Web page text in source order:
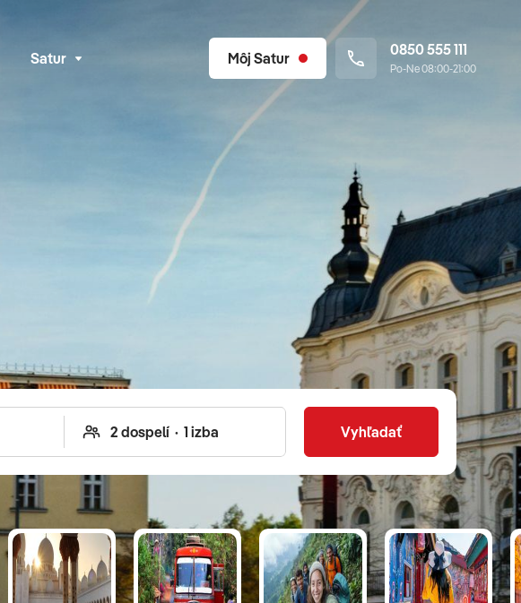
Satur Môj Satur 0850 555 111
Po-Ne 08:00-21:00
Vyhľadať